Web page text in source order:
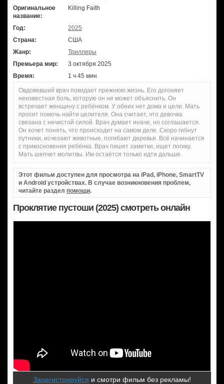
Оригинальное
название:
Killing Faith
Год:
2025
Страна:
США
Жанр:
Триллеры
Премьера мир:
3 октября 2025
Время:
1 ч 45 мин
Овдовевший врач покидает прежнюю жизнь. Его догоняет
неизвестная боль, которую он не может объяснить. Он
встречает женщину с ребёнком. У обеих нет дома и цели. Мать
просит помочь найти целителя. Она считает, что девочка
связана с нечистой силой. Врач думает иначе, но соглашается.
Он хочет понять, что происходит на самом деле. Скоро гибнут
путники, исчезают животные, погибают деревья. Всё начинается
с прикосновения ребёнка. Врач пишет заметки, ищет логику.
Мать шепчет молитвы. Им остаётся только идти дальше.
Этот фильм доступен для просмотра на iPad, iPhone, SmartTV
и Android устройствах. В случае возникновения проблем,
читайте раздел помощи.
Проклятие пустоши (2025) смотреть онлайн
Зарегистрируйся и смотри фильм без рекламы!